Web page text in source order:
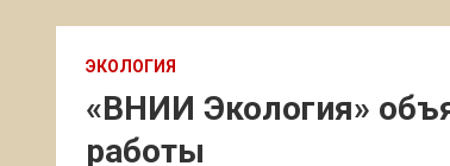
ЭКОЛОГИЯ
«ВНИИ Экология»
работы